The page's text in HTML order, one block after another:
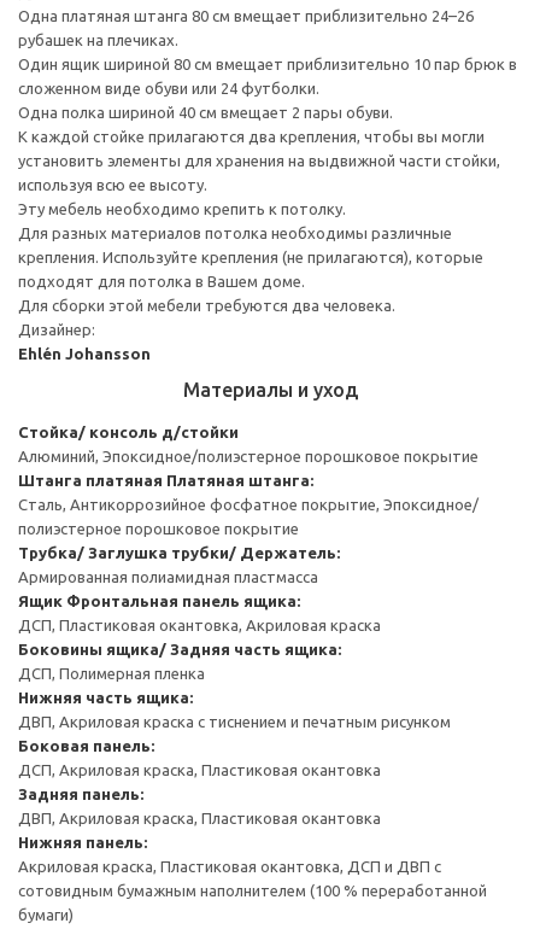
Одна платяная штанга 80 см вмещает приблизительно 24–26
рубашек на плечиках.
Один ящик шириной 80 см вмещает приблизительно 10 пар брюк в
сложенном виде обуви или 24 футболки.
Одна полка шириной 40 см вмещает 2 пары обуви.
К каждой стойке прилагаются два крепления, чтобы вы могли
установить элементы для хранения на выдвижной части стойки,
используя всю ее высоту.
Эту мебель необходимо крепить к потолку.
Для разных материалов потолка необходимы различные
крепления. Используйте крепления (не прилагаются), которые
подходят для потолка в Вашем доме.
Для сборки этой мебели требуются два человека.
Дизайнер:
Ehlén Johansson
Материалы и уход
Стойка/ консоль д/стойки
Алюминий, Эпоксидное/полиэстерное порошковое покрытие
Штанга платяная Платяная штанга:
Сталь, Антикоррозийное фосфатное покрытие, Эпоксидное/
полиэстерное порошковое покрытие
Трубка/ Заглушка трубки/ Держатель:
Армированная полиамидная пластмасса
Ящик Фронтальная панель ящика:
ДСП, Пластиковая окантовка, Акриловая краска
Боковины ящика/ Задняя часть ящика:
ДСП, Полимерная пленка
Нижняя часть ящика:
ДВП, Акриловая краска с тиснением и печатным рисунком
Боковая панель:
ДСП, Акриловая краска, Пластиковая окантовка
Задняя панель:
ДВП, Акриловая краска, Пластиковая окантовка
Нижняя панель:
Акриловая краска, Пластиковая окантовка, ДСП и ДВП с
сотовидным бумажным наполнителем (100 % переработанной
бумаги)